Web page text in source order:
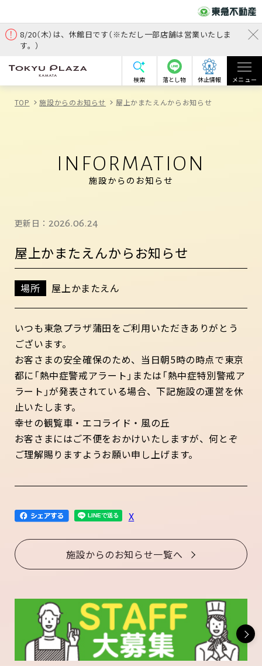
8/20（木）は、休館日です（※ただし一部店舗は営業いたしま
す。）
検索 落とし物 休止情報 メニュー
TOP 施設からのお知らせ 屋上かまたえんからお知らせ
INFORMATION
施設からのお知らせ
更新日： 2026.06.24
屋上かまたえんからお知らせ
場所 屋上かまたえん
いつも東急プラザ蒲田をご利用いただきありがとう
ございます。
お客さまの安全確保のため、当日朝5時の時点で東京
都に「熱中症警戒アラート」または「熱中症特別警戒ア
ラート」が発表されている場合、下記施設の運営を休
止いたします。
幸せの観覧車・エコライド・風の丘
お客さまにはご不便をおかけいたしますが、何とぞ
ご理解賜りますようお願い申し上げます。
X
施設からのお知らせ一覧へ